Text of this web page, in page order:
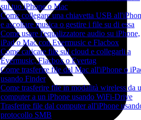
sul tuo iPhone o Mac
Come collegare una chiavetta USB
e ascoltare musica o gestire i file su di essa
Come usare l'equalizzatore audio su iPhone,
iPad o Mac con Evermusic e Flacbox
Come caricare file sul cloud e collegarli a
Evermusic, Flacbox o Evertag
Come trasferire file dal Mac all'iPhone o
usando Finder
Come trasferire file in modalità wireless da
computer a un iPhone usando WiFi-Drive
Trasferire file dal computer all'iPhone
protocollo SMB